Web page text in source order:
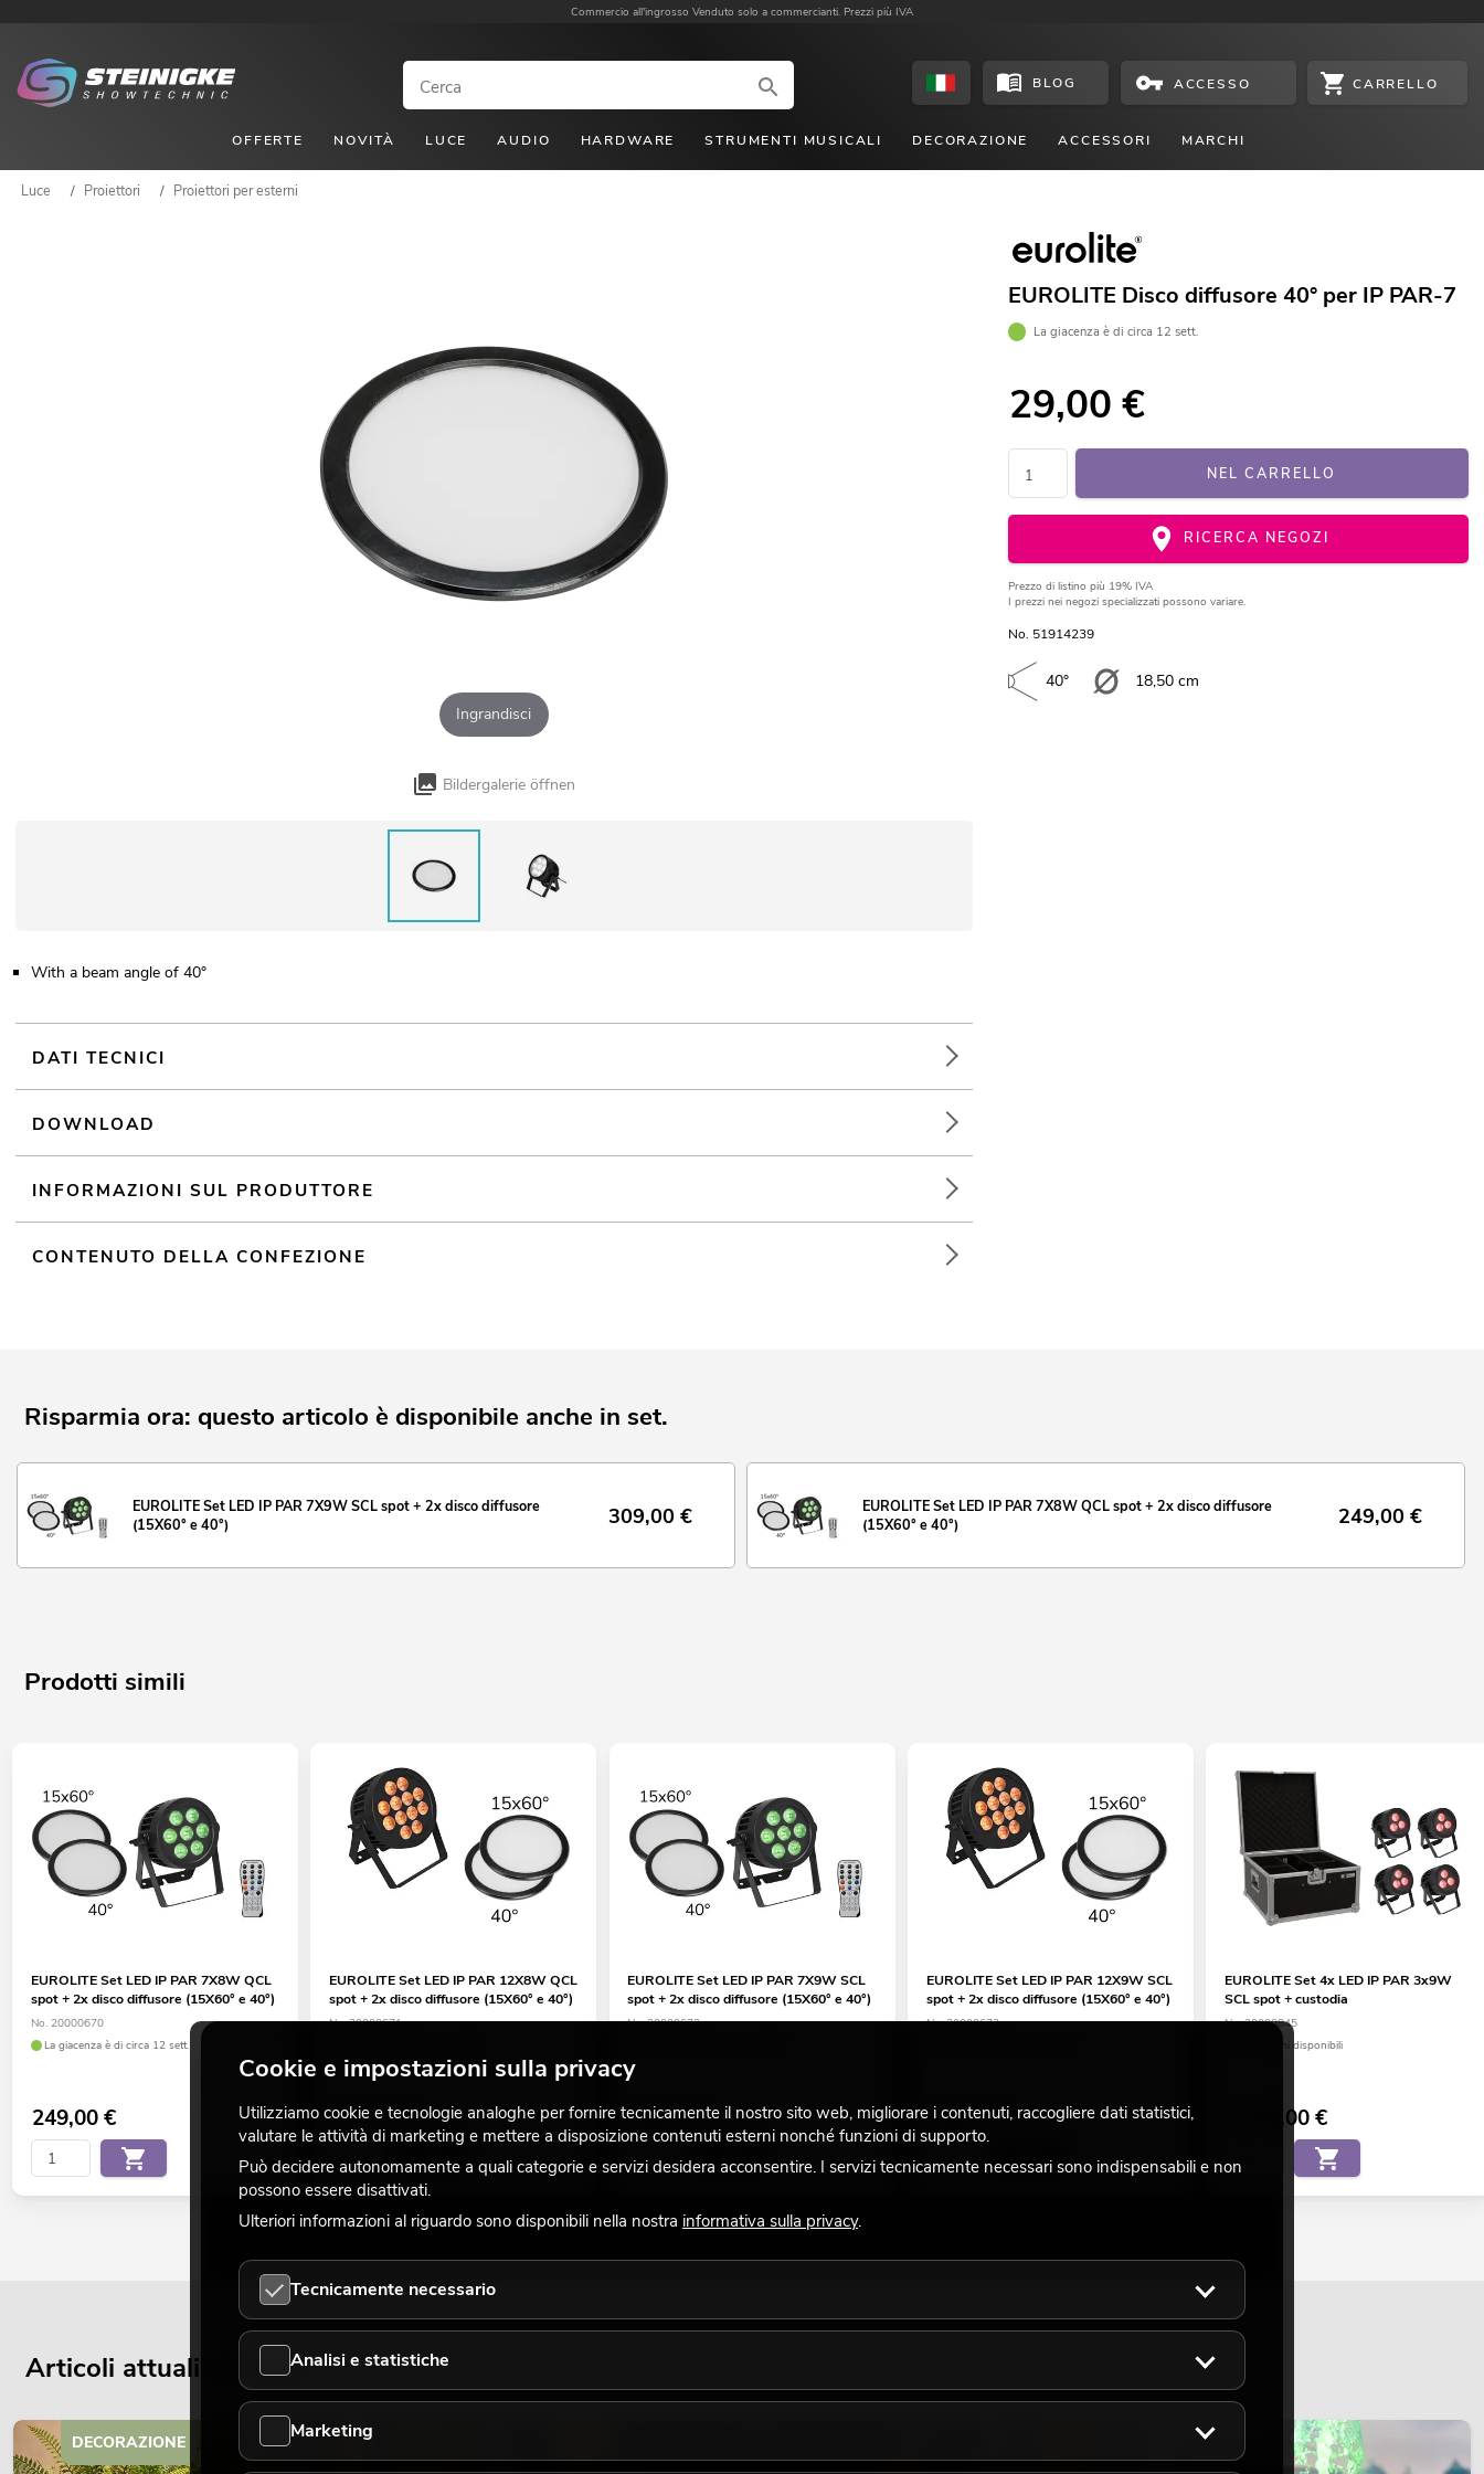
Commercio all'ingrosso Venduto solo a commercianti. Prezzi più IVA
BLOG ACCESSO CARRELLO
OFFERTE NOVITÀ LUCE AUDIO HARDWARE STRUMENTI MUSICALI DECORAZIONE ACCESSORI MARCHI
Luce / Proiettori / Proiettori per esterni
Ingrandisci
Bildergalerie öffnen
EUROLITE Disco diffusore 40° per IP PAR-7
La giacenza è di circa 12 sett.
29,00 €
NEL CARRELLO
RICERCA NEGOZI
Prezzo di listino più 19% IVA
I prezzi nei negozi specializzati possono variare.
No. 51914239
40° 18,50 cm
With a beam angle of 40°
DATI TECNICI
DOWNLOAD
INFORMAZIONI SUL PRODUTTORE
CONTENUTO DELLA CONFEZIONE
Risparmia ora: questo articolo è disponibile anche in set.
EUROLITE Set LED IP PAR 7X9W SCL spot + 2x disco diffusore
(15X60° e 40°)
309,00 €
EUROLITE Set LED IP PAR 7X8W QCL spot + 2x disco diffusore
(15X60° e 40°)
249,00 €
Prodotti simili
EUROLITE Set LED IP PAR 7X8W QCL
spot + 2x disco diffusore (15X60° e 40°)
No. 20000670
La giacenza è di circa 12 sett.
249,00€
EUROLITE Set LED IP PAR 12X8W QCL
spot + 2x disco diffusore (15X60° e 40°)
No. 20000671
355,00€
EUROLITE Set LED IP PAR 7X9W SCL
spot + 2x disco diffusore (15X60° e 40°)
No. 20000672
309,00€
EUROLITE Set LED IP PAR 12X9W SCL
spot + 2x disco diffusore (15X60° e 40°)
No. 20000673
449,00€
EUROLITE Set 4x LED IP PAR 3x9W
SCL spot + custodia
No. 20000845
solo pochi disponibili
1.079,00€
Articoli attuali del blog
DECORAZIONE
Cookie e impostazioni sulla privacy
Utilizziamo cookie e tecnologie analoghe per fornire tecnicamente il nostro sito web, migliorare i contenuti, raccogliere dati statistici,
valutare le attività di marketing e mettere a disposizione contenuti esterni nonché funzioni di supporto.
Può decidere autonomamente a quali categorie e servizi desidera acconsentire. I servizi tecnicamente necessari sono indispensabili e non
possono essere disattivati.
Ulteriori informazioni al riguardo sono disponibili nella nostra informativa sulla privacy.
Tecnicamente necessario
Analisi e statistiche
Marketing